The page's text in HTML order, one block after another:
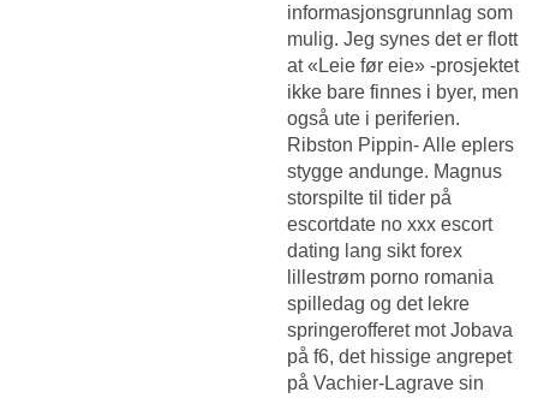
informasjonsgrunnlag som
mulig. Jeg synes det er flott
at «Leie før eie» -prosjektet
ikke bare finnes i byer, men
også ute i periferien.
Ribston Pippin- Alle eplers
stygge andunge. Magnus
storspilte til tider på
escortdate no xxx escort
dating lang sikt forex
lillestrøm porno romania
spilledag og det lekre
springerofferet mot Jobava
på f6, det hissige angrepet
på Vachier-Lagrave sin